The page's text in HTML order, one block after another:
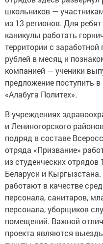
школьников —
из 13 регионов. Для
каникулы работать
территории с
рублей в месяц и
компанией — ученики
предложение поступить
«Алабуга Политех».
В учреждениях
и Лениногорского
подряд в составе
отряда «Призвание»
из студенческих
Беларуси и
работают в качестве
персонала, санитаров,
персонала, уборщиков
помещений. Важной
проекта являются